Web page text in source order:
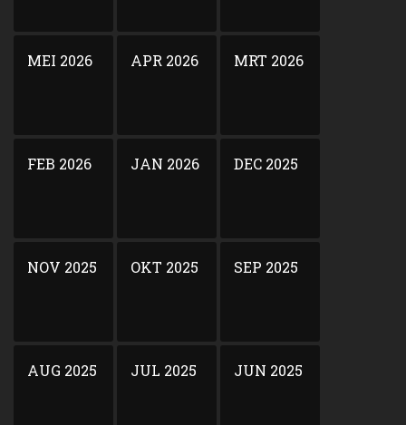
MEI 2026 APR 2026 MRT 2026
FEB 2026 JAN 2026 DEC 2025
NOV 2025 OKT 2025 SEP 2025
AUG 2025 JUL 2025 JUN 2025